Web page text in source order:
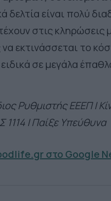
δελτία είναι πολύ
στις κληρώσεις
να εκτινάσσεται το
σε μεγάλα
Ρυθμιστής ΕΕΕΠ |
| Παίξε Υπεύθυνα
στο Google